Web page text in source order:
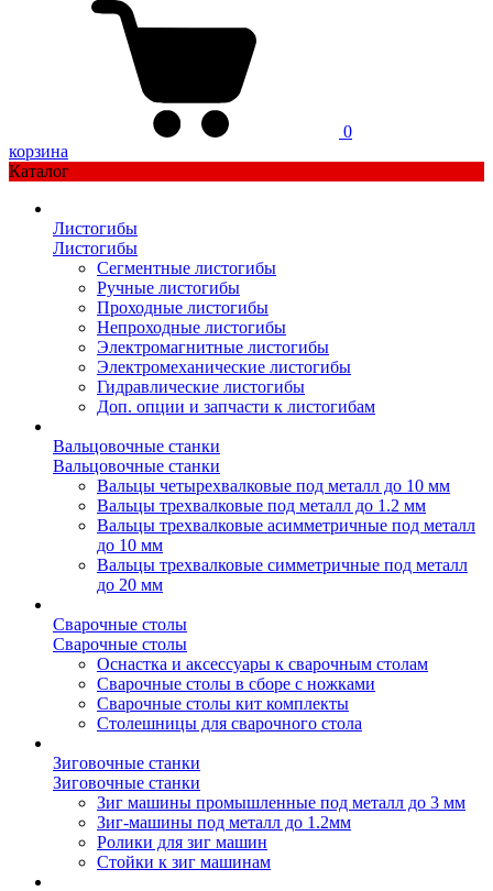
0
корзина
Каталог
Листогибы
Листогибы
Сегментные листогибы
Ручные листогибы
Проходные листогибы
Непроходные листогибы
Электромагнитные листогибы
Электромеханические листогибы
Гидравлические листогибы
Доп. опции и запчасти к листогибам
Вальцовочные станки
Вальцовочные станки
Вальцы четырехвалковые под металл до 10 мм
Вальцы трехвалковые под металл до 1.2 мм
Вальцы трехвалковые асимметричные под металл
до 10 мм
Вальцы трехвалковые симметричные под металл
до 20 мм
Сварочные столы
Сварочные столы
Оснастка и аксессуары к сварочным столам
Сварочные столы в сборе с ножками
Сварочные столы кит комплекты
Столешницы для сварочного стола
Зиговочные станки
Зиговочные станки
Зиг машины промышленные под металл до 3 мм
Зиг-машины под металл до 1.2мм
Ролики для зиг машин
Стойки к зиг машинам